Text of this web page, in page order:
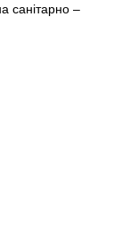
санітарно –